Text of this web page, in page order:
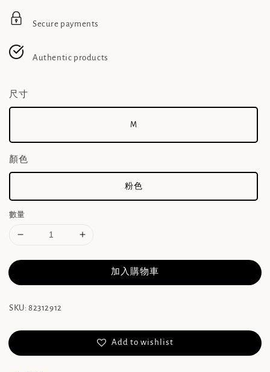
Secure payments
Authentic products
尺寸
M
顏色
粉色
數量
加入購物車
SKU: 82312912
Add to wishlist